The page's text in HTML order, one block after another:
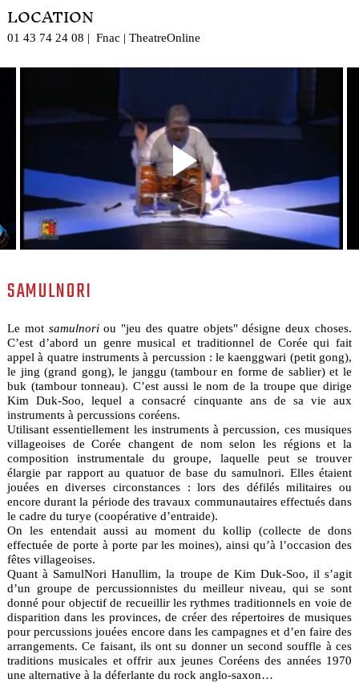
LOCATION
01 43 74 24 08 | Fnac | TheatreOnline
SAMULNORI
Le mot samulnoriou "jeu des quatre objets" désigne deux choses.
C’est d’abord un genre musical et traditionnel de Corée qui fait
appel à quatre instruments à percussion : le kaenggwari (petit gong),
le jing (grand gong), le janggu (tambour en forme de sablier) et le
buk (tambour tonneau). C’est aussi le nom de la troupe que dirige
Kim Duk-Soo, lequel a consacré cinquante ans de sa vie aux
instruments à percussions coréens.
Utilisant essentiellement les instruments à percussion, ces musiques
villageoises de Corée changent de nom selon les régions et la
composition instrumentale du groupe, laquelle peut se trouver
élargie par rapport au quatuor de base du samulnori. Elles étaient
jouées en diverses circonstances : lors des défilés militaires ou
encore durant la période des travaux communautaires effectués dans
le cadre du turye (coopérative d’entraide).
On les entendait aussi au moment du kollip (collecte de dons
effectuée de porte à porte par les moines), ainsi qu’à l’occasion des
fêtes villageoises.
Quant à SamulNori Hanullim, la troupe de Kim Duk-Soo, il s’agit
d’un groupe de percussionnistes du meilleur niveau, qui se sont
donné pour objectif de recueillir les rythmes traditionnels en voie de
disparition dans les provinces, de créer des répertoires de musiques
pour percussions jouées encore dans les campagnes et d’en faire des
arrangements. Ce faisant, ils ont su donner un second souffle à ces
traditions musicales et offrir aux jeunes Coréens des années 1970
une alternative à la déferlante du rock anglo-saxon…